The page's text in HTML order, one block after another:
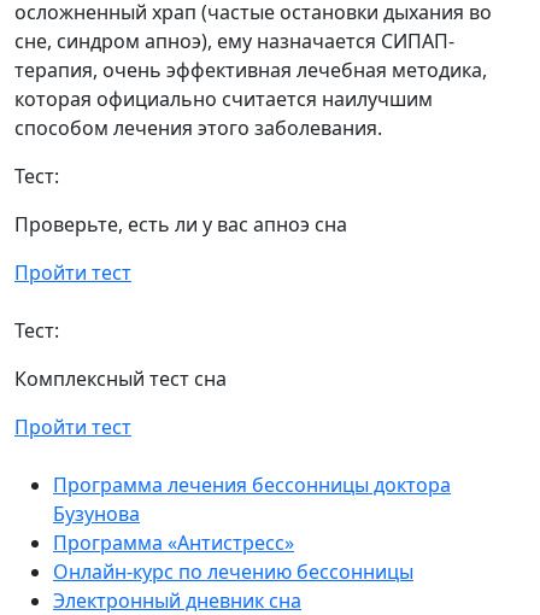
осложненный храп (частые остановки дыхания во
сне, синдром апноэ), ему назначается СИПАП-
терапия, очень эффективная лечебная методика,
которая официально считается наилучшим
способом лечения этого заболевания.
Тест:
Проверьте, есть ли у вас апноэ сна
Пройти тест
Тест:
Комплексный тест сна
Пройти тест
Программа лечения бессонницы доктора
Бузунова
Программа «Антистресс»
Онлайн-курс по лечению бессонницы
Электронный дневник сна